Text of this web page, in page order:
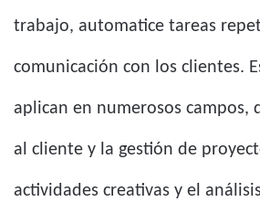
trabajo, automatice tareas
comunicación con los clientes.
aplican en numerosos campos,
al cliente y la gestión de
actividades creativas y el